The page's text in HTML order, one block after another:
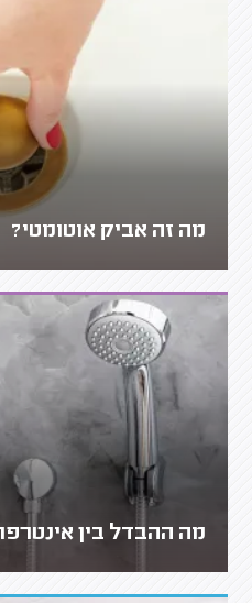
מה זה אביק אוטומטי?
מה ההבדל בין אינטרפוץ 3 דרך ל4